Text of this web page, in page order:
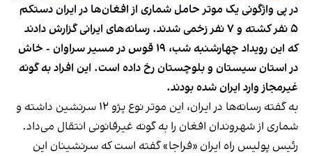
در پی واژگونی یک موتر حامل شماری از افغان‌ها در ایران دستکم
۵ نفر کشته و ۷ نفر زخمی شدند. رسانه‌های ایرانی گزارش دادند
که این رویداد چهارشنبه شب، ۱۹ قوس در مسیر سراوان - خاش
در استان سیستان و بلوچستان رخ داده است. این افراد به گونه
غیرمجاز وارد ایران شده بودند.
به گفته رسانه‌ها در ایران، این موتر نوع پژو ۱۲ سرنشین داشته و
شماری از شهروندان افغان را به گونه غیرقانونی انتقال می‌داد.
رئیس پولیس‌ راه ایران «فراجا» گفته است که سرنشینان این